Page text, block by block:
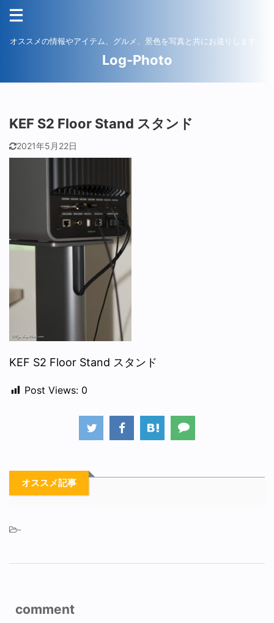
オススメの情報やアイテム、グルメ、景色を写真と共にお送りします。
Log-Photo
KEF S2 Floor Stand スタンド
2021年5月22日
KEF S2 Floor Stand スタンド
Post Views: 0
オススメ記事
-
comment